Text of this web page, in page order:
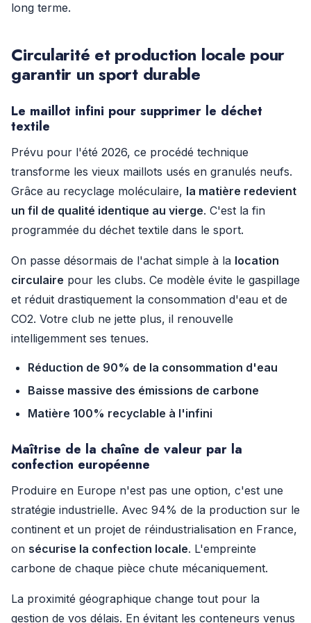
long terme.
Circularité et production locale pour
garantir un sport durable
Le maillot infini pour supprimer le déchet
textile
Prévu pour l'été 2026, ce procédé technique
transforme les vieux maillots usés en granulés neufs.
Grâce au recyclage moléculaire, la matière redevient
un fil de qualité identique au vierge. C'est la fin
programmée du déchet textile dans le sport.
On passe désormais de l'achat simple à la location
circulaire pour les clubs. Ce modèle évite le gaspillage
et réduit drastiquement la consommation d'eau et de
CO2. Votre club ne jette plus, il renouvelle
intelligemment ses tenues.
Réduction de 90% de la consommation d'eau
Baisse massive des émissions de carbone
Matière 100% recyclable à l'infini
Maîtrise de la chaîne de valeur par la
confection européenne
Produire en Europe n'est pas une option, c'est une
stratégie industrielle. Avec 94% de la production sur le
continent et un projet de réindustrialisation en France,
on sécurise la confection locale. L'empreinte
carbone de chaque pièce chute mécaniquement.
La proximité géographique change tout pour la
gestion de vos délais. En évitant les conteneurs venus